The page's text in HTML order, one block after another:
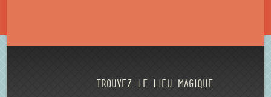
Trouvez le lieu magique